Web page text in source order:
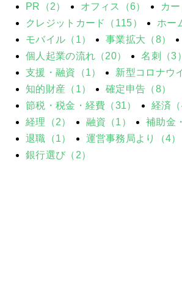
PR（2） オフィス（6）
カ
クレジットカード（115）
ホー
モバイル（1）
事業拡大（8）
個人起業の流れ（20）
名刺（3）
支援・融資（1）
新型コロナウ
知的財産（1）
確定申告（8）
節税・税金・経費（31）
経済（
経理（2）
融資（1）
補助金
退職（1）
運営事務局より（4）
銀行選び（2）